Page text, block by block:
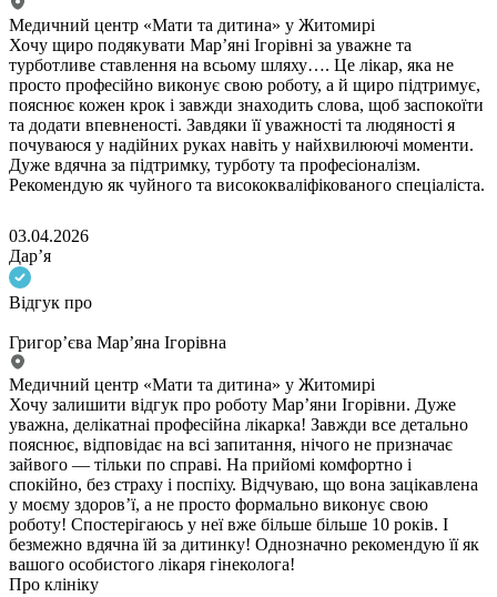
Медичний центр «Мати та дитина» у Житомирі
Хочу щиро подякувати Мар’яні Ігорівні за уважне та
турботливе ставлення на всьому шляху…. Це лікар, яка не
просто професійно виконує свою роботу, а й щиро підтримує,
пояснює кожен крок і завжди знаходить слова, щоб заспокоїти
та додати впевненості. Завдяки її уважності та людяності я
почуваюся у надійних руках навіть у найхвилюючі моменти.
Дуже вдячна за підтримку, турботу та професіоналізм.
Рекомендую як чуйного та висококваліфікованого спеціаліста.
03.04.2026
Дарʼя
Відгук про
Григор’єва Мар’яна Ігорівна
Медичний центр «Мати та дитина» у Житомирі
Хочу залишити відгук про роботу Марʼяни Ігорівни. Дуже
уважна, делікатнаі професійна лікарка! Завжди все детально
пояснює, відповідає на всі запитання, нічого не призначає
зайвого — тільки по справі. На прийомі комфортно і
спокійно, без страху і поспіху. Відчуваю, що вона зацікавлена
у моєму здоровʼї, а не просто формально виконує свою
роботу! Спостерігаюсь у неї вже більше більше 10 років. І
безмежно вдячна їй за дитинку! Однозначно рекомендую її як
вашого особистого лікаря гінеколога!
Про клініку